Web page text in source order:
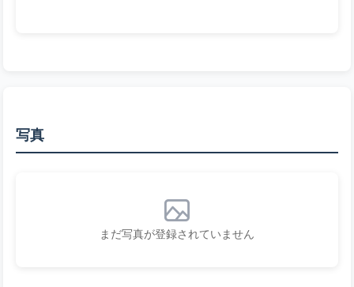
写真
まだ写真が登録されていません